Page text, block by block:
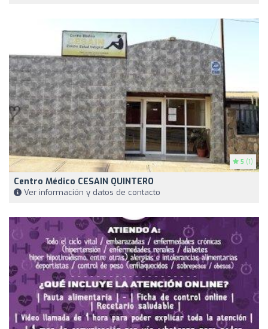
5 (1)
Centro Médico CESAIN QUINTERO
Ver información y datos de contacto